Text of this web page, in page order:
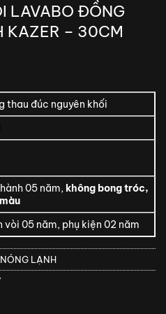
LAVABO ĐỒNG
KAZER – 30CM
thau đúc nguyên khối
05 năm, không bong tróc,
vòi 05 năm, phụ kiện 02 năm
LẠNH